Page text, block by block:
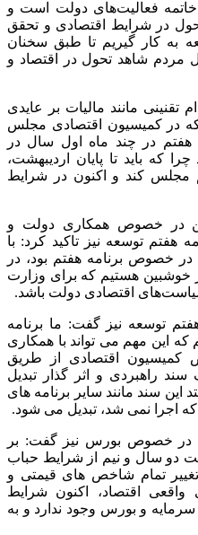
فعالیت‌های دولت است و
تحول در شرایط اقتصادی و تحقق
به کار گیریم تا طبق سخنان
مردم شاهد تحول در اقتصاد و
تقنینی مانند مالیات بر عایدی
در کمیسیون اقتصادی مجلس
هفتم در چند ماه اول سال در
که باید تا پایان اردیبهشت،
مجلس کند و اکنون در شرایط
در خصوص همکاری دولت و
هفتم توسعه نیز تاکید کرد: با
خصوص برنامه هفتم بود، در
خوشبین هستیم که برای وزارت
اقتصادی دولت باشد.
توسعه نیز گفت: ما برنامه
که این مهم می تواند با همکاری
اقتصادی از طریق
راهبردی و اثر گذار تبدیل
این سند مانند سایر برنامه های
که اجرا نمی شد، تبدیل می شود.
در خصوص بورس نیز گفت: بر
دو سال و نیم از شرایط حباب
توجه به تغییر تمام شاخص های قیمتی و
اقتصاد، اکنون شرایط
و بورس وجود ندارد و به